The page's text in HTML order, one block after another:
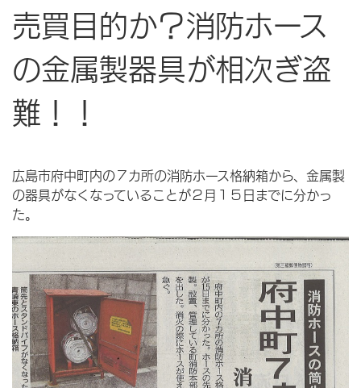
売買目的か？消防ホース
の金属製器具が相次ぎ盗
難！！
広島市府中町内の７カ所の消防ホース格納箱から、金属製
の器具がなくなっていることが２月１５日までに分かっ
た。